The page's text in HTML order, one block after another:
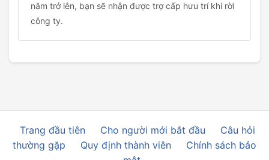
năm trở lên, bạn sẽ nhận được trợ cấp hưu trí khi rời
công ty.
Trang đầu tiên Cho người mới bắt đầu
Câu hỏi
thường gặp
Quy định thành viên
Chính sách bảo